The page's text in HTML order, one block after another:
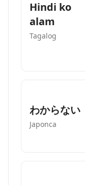
Hindi ko
alam
Tagalog
わからない
Japonca